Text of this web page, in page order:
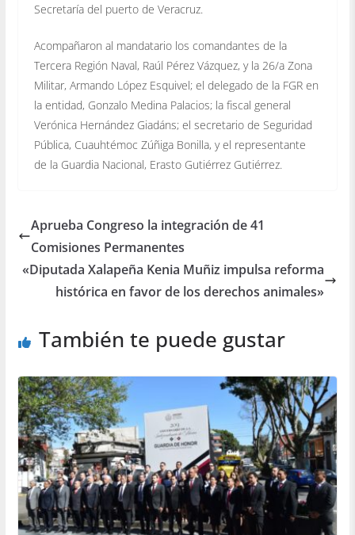
Secretaría del puerto de Veracruz.
Acompañaron al mandatario los comandantes de la
Tercera Región Naval, Raúl Pérez Vázquez, y la 26/a Zona
Militar, Armando López Esquivel; el delegado de la FGR en
la entidad, Gonzalo Medina Palacios; la fiscal general
Verónica Hernández Giadáns; el secretario de Seguridad
Pública, Cuauhtémoc Zúñiga Bonilla, y el representante
de la Guardia Nacional, Erasto Gutiérrez Gutiérrez.
Aprueba Congreso la integración de 41
Comisiones Permanentes
«Diputada Xalapeña Kenia Muñiz impulsa reforma
histórica en favor de los derechos animales»
También te puede gustar